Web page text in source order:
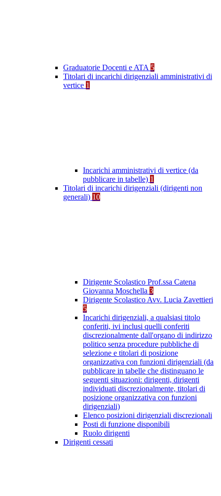
Graduatorie Docenti e ATA 5
Titolari di incarichi dirigenziali amministrativi di
vertice 1
Incarichi amministrativi di vertice (da
pubblicare in tabelle) 1
Titolari di incarichi dirigenziali (dirigenti non
generali) 10
Dirigente Scolastico Prof.ssa Catena
Giovanna Moschella 3
Dirigente Scolastico Avv. Lucia Zavettieri
5
Incarichi dirigenziali, a qualsiasi titolo
conferiti, ivi inclusi quelli conferiti
discrezionalmente dall'organo di indirizzo
politico senza procedure pubbliche di
selezione e titolari di posizione
organizzativa con funzioni dirigenziali (da
pubblicare in tabelle che distinguano le
seguenti situazioni: dirigenti, dirigenti
individuati discrezionalmente, titolari di
posizione organizzativa con funzioni
dirigenziali)
Elenco posizioni dirigenziali discrezionali
Posti di funzione disponibili
Ruolo dirigenti
Dirigenti cessati